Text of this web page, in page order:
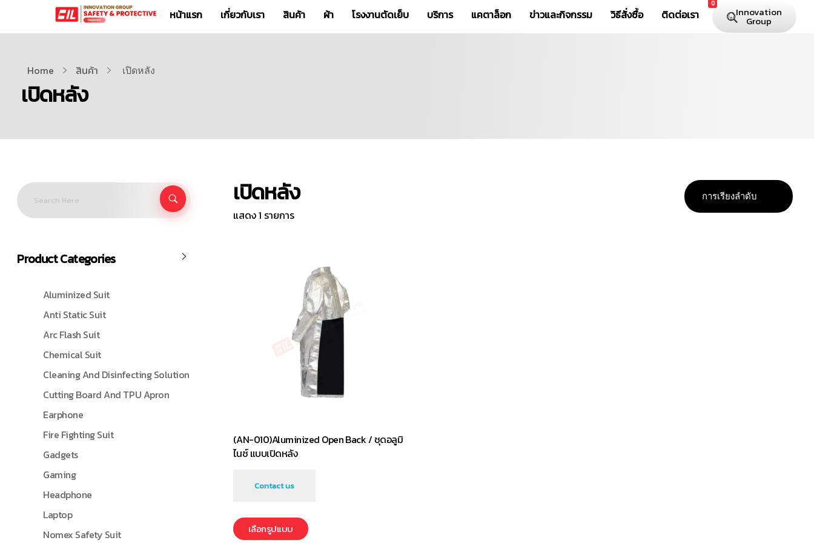
หน้าแรก เกี่ยวกับเรา สินค้า ผ้า โรงงานตัดเย็บ บริการ แคตาล็อก ข่าวและกิจกรรม วิธีสั่งซื้อ ติดต่อเรา Innovation
Group
0
Home สินค้า เปิดหลัง
เปิดหลัง
เปิดหลัง
แสดง 1 รายการ
(AN-010)Aluminized Open Back / ชุดอลูมิ
ไนซ์ แบบเปิดหลัง
Contact us
เลือกรูปแบบ
Product Categories
Aluminized Suit
Anti Static Suit
Arc Flash Suit
Chemical Suit
Cleaning And Disinfecting Solution
Cutting Board And TPU Apron
Earphone
Fire Fighting Suit
Gadgets
Gaming
Headphone
Laptop
Nomex Safety Suit